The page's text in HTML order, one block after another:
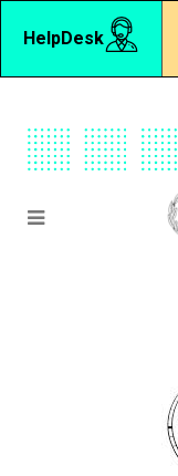
HelpDesk